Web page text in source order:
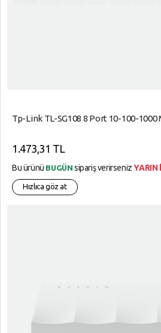
Tp-Link TL-SG108 8 Port 10-100-1000
1.473,31 TL
Bu ürünü BUGÜN sipariş verirseniz
Hızlıca göz at